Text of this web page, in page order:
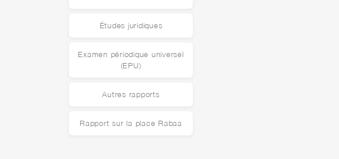
Études juridiques
Examen périodique universel
(EPU)
Autres rapports
Rapport sur la place Rabaa